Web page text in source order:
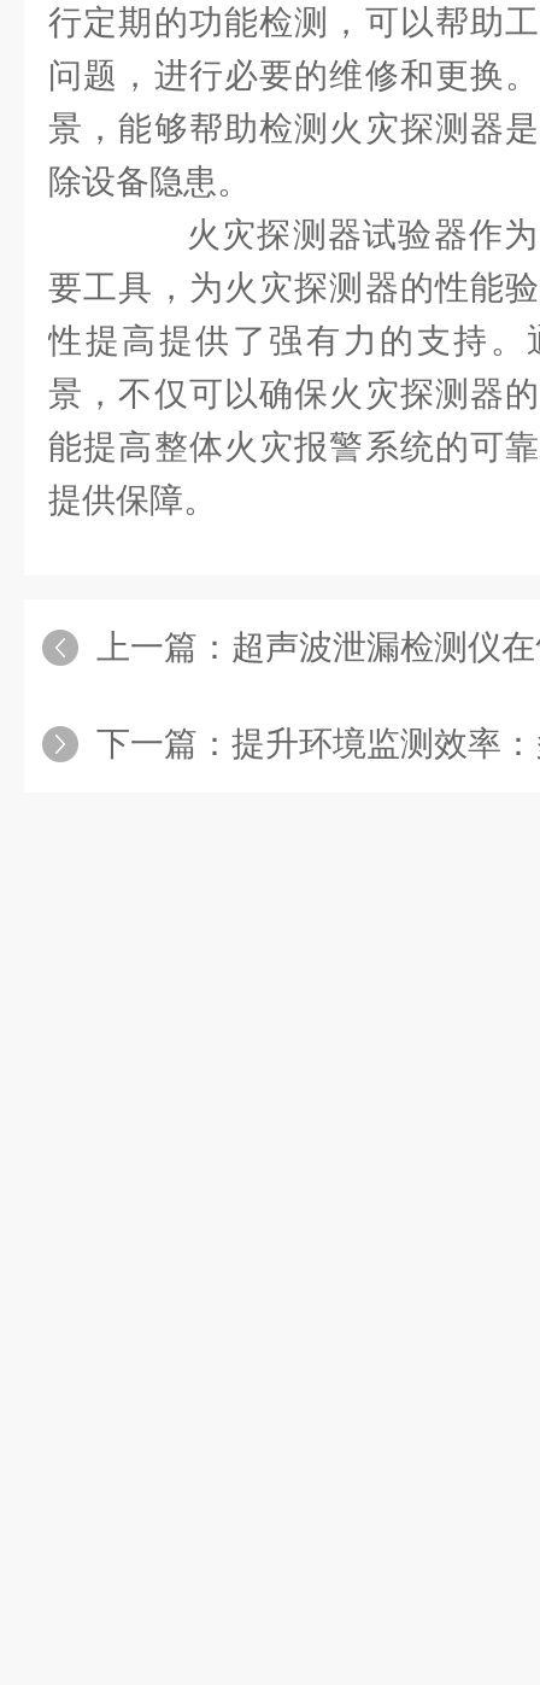
行定期的功能检测，可以帮助
问题，进行必要的维修和更换
景，能够帮助检测火灾探测器
除设备隐患。
火灾探测器试验器作为
要工具，为火灾探测器的性能
性提高提供了强有力的支持。
景，不仅可以确保火灾探测器
能提高整体火灾报警系统的可
提供保障。
上一篇： 超声波泄漏检测仪在气体
下一篇： 提升环境监测效率：多